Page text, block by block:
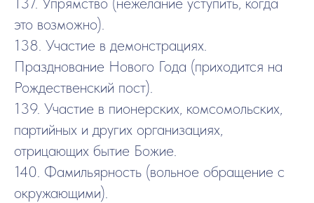
это возможно).
138. Участие в демонстрациях.
Празднование Нового Года (приходится на
Рождественский пост).
139. Участие в пионерских, комсомольских,
партийных и других организациях,
отрицающих бытие Божие.
140. Фамильярность (вольное обращение с
окружающими).